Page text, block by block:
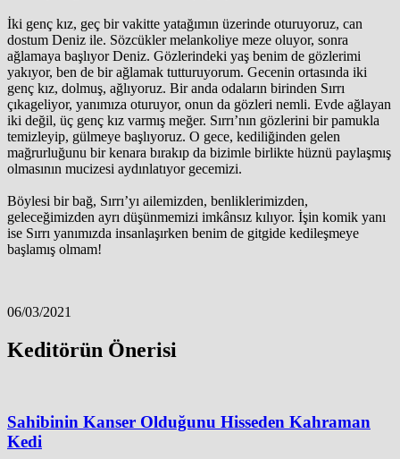
İki genç kız, geç bir vakitte yatağımın üzerinde oturuyoruz, can
dostum Deniz ile. Sözcükler melankoliye meze oluyor, sonra
ağlamaya başlıyor Deniz. Gözlerindeki yaş benim de gözlerimi
yakıyor, ben de bir ağlamak tutturuyorum. Gecenin ortasında iki
genç kız, dolmuş, ağlıyoruz. Bir anda odaların birinden Sırrı
çıkageliyor, yanımıza oturuyor, onun da gözleri nemli. Evde ağlayan
iki değil, üç genç kız varmış meğer. Sırrı’nın gözlerini bir pamukla
temizleyip, gülmeye başlıyoruz. O gece, kediliğinden gelen
mağrurluğunu bir kenara bırakıp da bizimle birlikte hüznü paylaşmış
olmasının mucizesi aydınlatıyor gecemizi.
Böylesi bir bağ, Sırrı’yı ailemizden, benliklerimizden,
geleceğimizden ayrı düşünmemizi imkânsız kılıyor. İşin komik yanı
ise Sırrı yanımızda insanlaşırken benim de gitgide kedileşmeye
başlamış olmam!
06/03/2021
Keditörün Önerisi
Sahibinin Kanser Olduğunu Hisseden Kahraman
Kedi